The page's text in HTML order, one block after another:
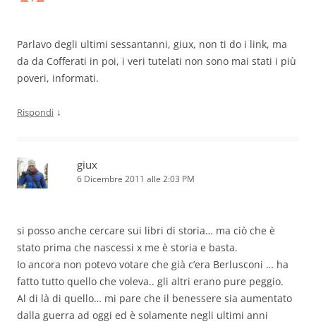
Parlavo degli ultimi sessantanni, giux, non ti do i link, ma
da da Cofferati in poi, i veri tutelati non sono mai stati i più
poveri, informati.
Rispondi ↓
giux
6 Dicembre 2011 alle 2:03 PM
si posso anche cercare sui libri di storia… ma ciò che è
stato prima che nascessi x me è storia e basta.
Io ancora non potevo votare che già c’era Berlusconi … ha
fatto tutto quello che voleva.. gli altri erano pure peggio.
Al di là di quello… mi pare che il benessere sia aumentato
dalla guerra ad oggi ed è solamente negli ultimi anni